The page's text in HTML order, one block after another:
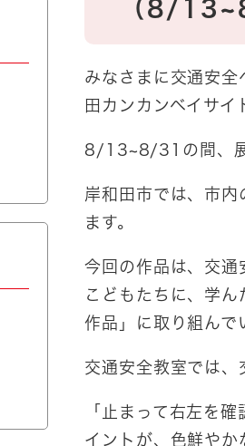
（8/
みなさまに交通安全
田カンカンベイサ
8/13~8/31の間、展
岸和田市では、市
ます。
今回の作品は、交通
こどもたちに、学
作品」に取り組んで
交通安全教室では、
「止まって右左を
イントが、色鮮やか